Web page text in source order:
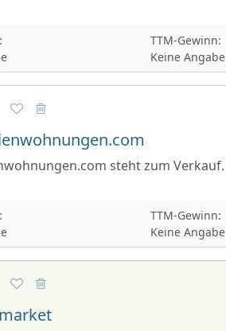
TTM-Gewinn:
Keine Angabe
steht zum Verkauf.
TTM-Gewinn:
Keine Angabe